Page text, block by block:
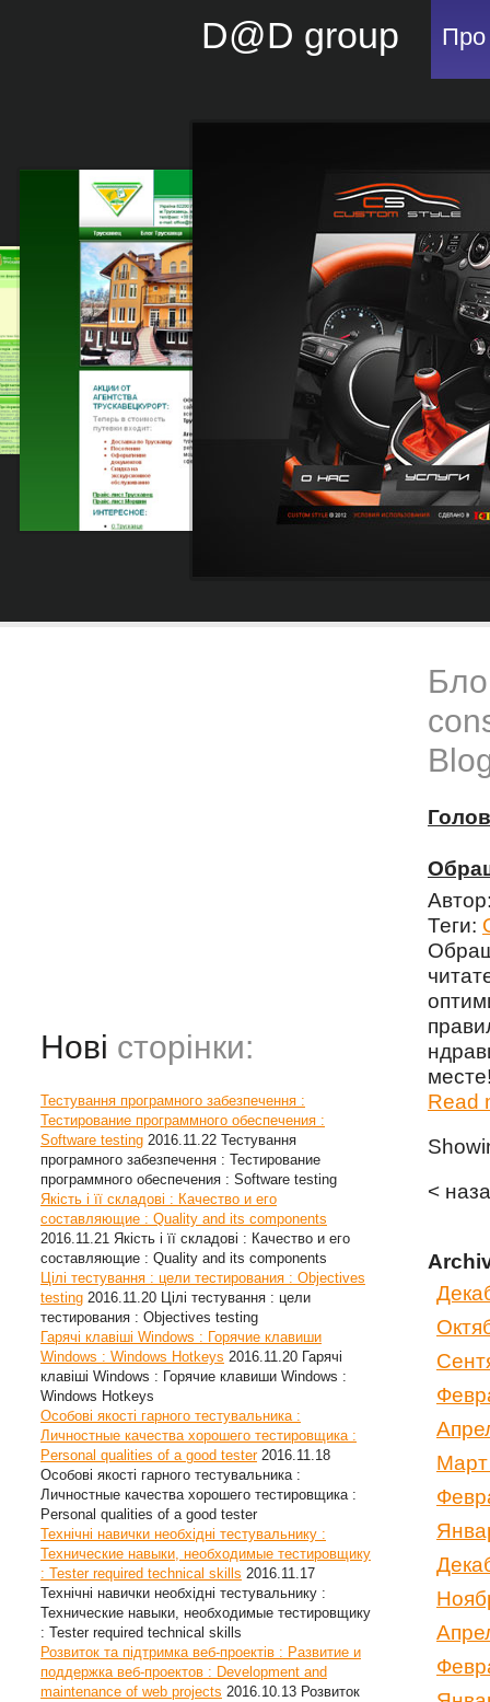
D@D group Про
Нові сторінки:
Тестування програмного забезпечення :
Тестирование программного обеспечения :
Software testing 2016.11.22 Тестування
програмного забезпечення : Тестирование
программного обеспечения : Software testing
Якість і її складові : Качество и его
составляющие : Quality and its components
2016.11.21 Якість і її складові : Качество и его
составляющие : Quality and its components
Цілі тестування : цели тестирования : Objectives
testing 2016.11.20 Цілі тестування : цели
тестирования : Objectives testing
Гарячі клавіші Windows : Горячие клавиши
Windows : Windows Hotkeys 2016.11.20 Гарячі
клавіші Windows : Горячие клавиши Windows :
Windows Hotkeys
Особові якості гарного тестувальника :
Личностные качества хорошего тестировщика :
Personal qualities of a good tester 2016.11.18
Особові якості гарного тестувальника :
Личностные качества хорошего тестировщика :
Personal qualities of a good tester
Технічні навички необхідні тестувальнику :
Технические навыки, необходимые тестировщику
: Tester required technical skills 2016.11.17
Технічні навички необхідні тестувальнику :
Технические навыки, необходимые тестировщику
: Tester required technical skills
Розвиток та підтримка веб-проектів : Развитие и
поддержка веб-проектов : Development and
maintenance of web projects 2016.10.13 Розвиток
Теги:
Read
<